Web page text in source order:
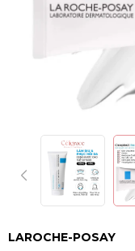
LAROCHE-POSAY